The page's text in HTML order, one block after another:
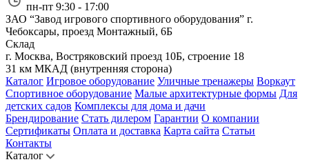
пн-пт 9:30 - 17:00
ЗАО “Завод игрового спортивного оборудования” г.
Чебоксары, проезд Монтажный, 6Б
Склад
г. Москва, Востряковский проезд 10Б, строение 18
31 км МКАД (внутренняя сторона)
Каталог Игровое оборудование Уличные тренажеры Воркаут
Спортивное оборудование Малые архитектурные формы Для
детских садов Комплексы для дома и дачи
Брендирование Стать дилером Гарантии О компании
Сертификаты Оплата и доставка Карта сайта Статьи
Контакты
Каталог